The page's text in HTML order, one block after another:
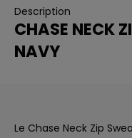
Description
CHASE NECK
NAVY
Le Chase Neck Zip